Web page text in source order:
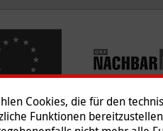
Cookies, die für den
Funktionen